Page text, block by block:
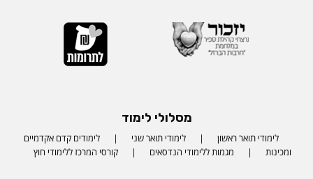
מסלולי לימוד
לימודי תואר ראשון לימודי תואר שני
לימודים קדם אקדמיים
ומכינות
מגמות ללימודי הנדסאים קורסי המרכז ללימודי חוץ